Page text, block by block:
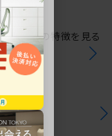
シリーズの特徴を見る